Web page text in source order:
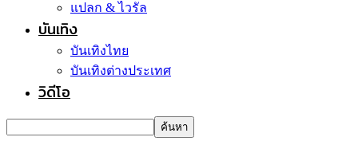
แปลก & ไวรัล
บันเทิง
บันเทิงไทย
บันเทิงต่างประเทศ
วิดีโอ